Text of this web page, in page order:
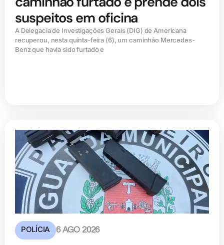
suspeitos em oficina
A Delegacia de Investigações Gerais (DIG) de Americana
recuperou, nesta quinta-feira (6), um caminhão Mercedes-
Benz que havia sido furtado e
POLÍCIA 6 AGO 2026